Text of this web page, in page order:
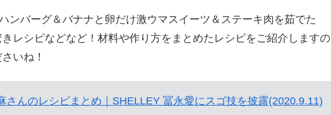
ンバーグ＆バナナと卵だけ激ウマスイーツ＆ステーキ肉を茹でた
レシピなどなど！材料や作り方をまとめたレシピをご紹介しますの
いね！
さんのレシピまとめ｜SHELLEY 冨永愛にスゴ技を披露(2020.9.11)